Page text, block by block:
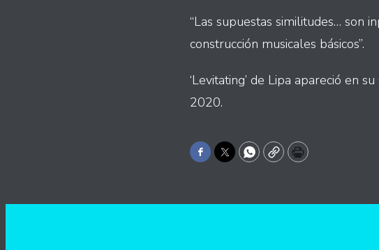
“Las supuestas similitudes… son
construcción musicales básicos”.
‘Levitating’ de Lipa apareció en
2020.
Facebook
TwitterWhatsApp
CopyPrint